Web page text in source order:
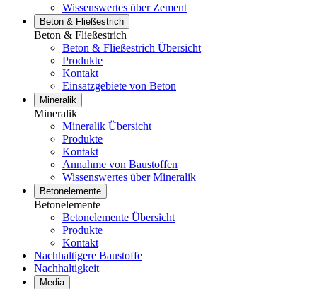
Wissenswertes über Zement
Beton & Fließestrich
Beton & Fließestrich
Beton & Fließestrich Übersicht
Produkte
Kontakt
Einsatzgebiete von Beton
Mineralik
Mineralik
Mineralik Übersicht
Produkte
Kontakt
Annahme von Baustoffen
Wissenswertes über Mineralik
Betonelemente
Betonelemente
Betonelemente Übersicht
Produkte
Kontakt
Nachhaltigere Baustoffe
Nachhaltigkeit
Media